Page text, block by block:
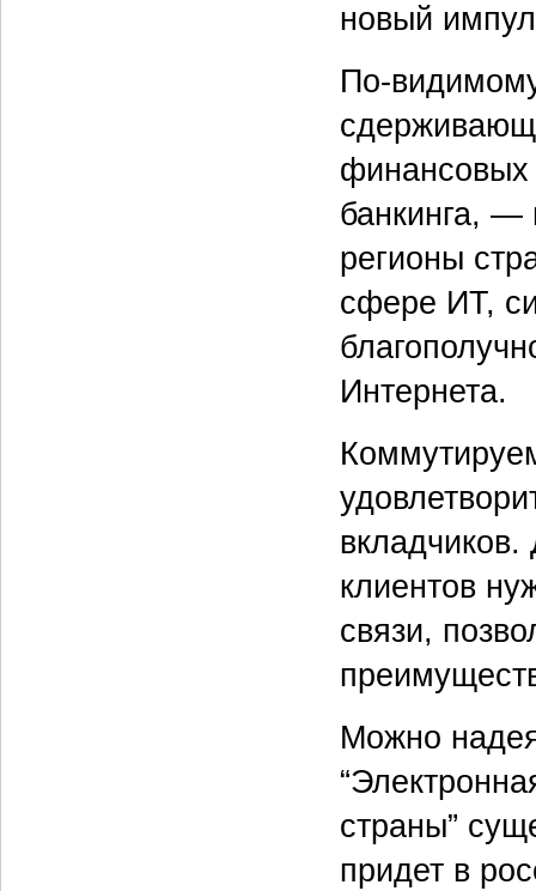
новый
По-
финансовых
банкинга, —
регионы
сфере ИТ,
Интернета.
клиентов
связи,
Можно
страны”
придет в